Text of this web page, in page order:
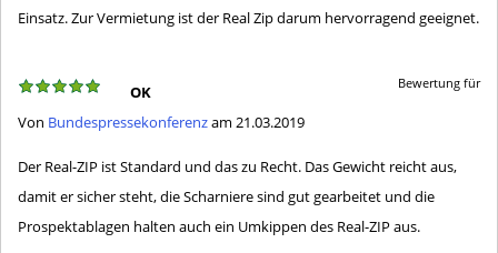
Einsatz. Zur Vermietung ist der Real Zip darum hervorragend geeignet.
OK Bewertung für
Von Bundespressekonferenzam 21.03.2019
Der Real-ZIP ist Standard und das zu Recht. Das Gewicht reicht aus,
damit er sicher steht, die Scharniere sind gut gearbeitet und die
Prospektablagen halten auch ein Umkippen des Real-ZIP aus.